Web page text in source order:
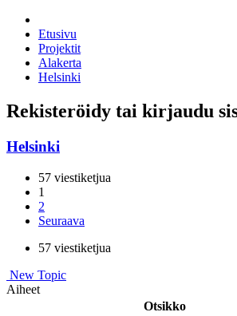
Etusivu
Projektit
Alakerta
Helsinki
Rekisteröidy tai kirjaudu
Helsinki
57 viestiketjua
1
2
Seuraava
57 viestiketjua
New Topic
Aiheet
Otsikko